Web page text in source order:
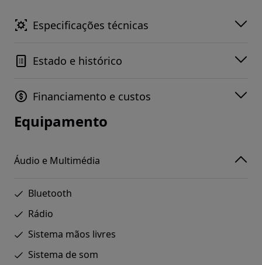
Especificações técnicas
Estado e histórico
Financiamento e custos
Equipamento
Áudio e Multimédia
Bluetooth
Rádio
Sistema mãos livres
Sistema de som